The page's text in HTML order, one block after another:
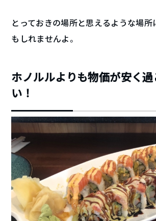
とっておきの場所と思えるような場所
もしれませんよ。
ホノルルよりも物価が安く
い！